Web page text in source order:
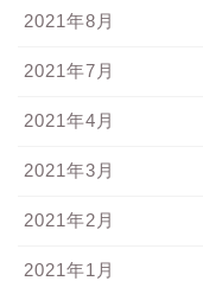
2021年8月
2021年7月
2021年4月
2021年3月
2021年2月
2021年1月